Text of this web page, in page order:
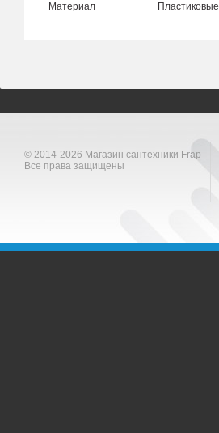
Материал Пластиковые
© 2014-2026 Магазин сантехники Frap
Все права защищены